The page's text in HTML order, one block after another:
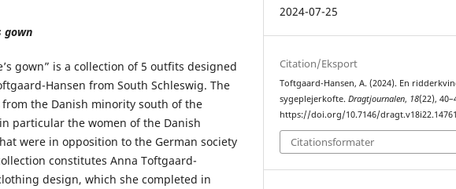
gown
gown” is a collection of 5 outfits designed
Hansen from South Schleswig. The
the Danish minority south of the
particular the women of the Danish
were in opposition to the German society
constitutes Anna Toftgaard-
design, which she completed in
2024-07-25
Citation/Eksport
Toftgaard-Hansen, A. (2024). En
sygeplejerkofte.Dragtjournalen, 18(22),
https://doi.org/10.7146/
Citationsformater